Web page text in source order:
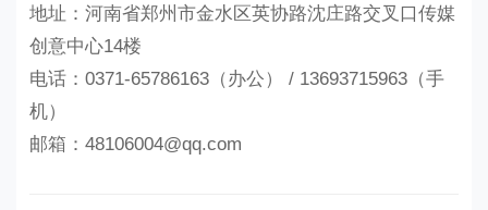
地址：河南省郑州市金水区英协路沈庄路交叉口传媒
创意中心14楼
电话：0371-65786163（办公） / 13693715963（手
机）
邮箱：48106004@qq.com